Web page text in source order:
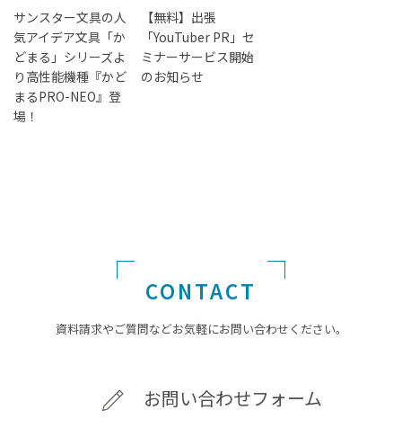
サンスター文具の人
気アイデア文具「か
どまる」シリーズよ
り高性能機種『かど
まるPRO-NEO』登
場！
【無料】出張
「YouTuber PR」セ
ミナーサービス開始
のお知らせ
CONTACT
資料請求やご質問などお気軽にお問い合わせください。
お問い合わせフォーム